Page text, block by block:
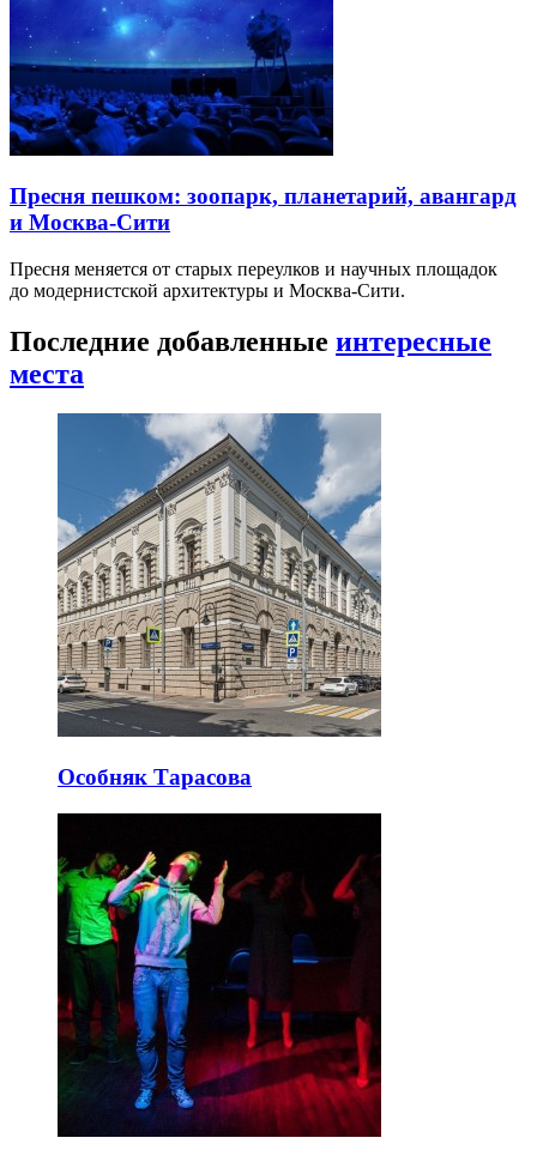
Пресня пешком: зоопарк, планетарий, авангард
и Москва-Сити
Пресня меняется от старых переулков и научных площадок
до модернистской архитектуры и Москва-Сити.
Последние добавленные интересные
места
Особняк Тарасова